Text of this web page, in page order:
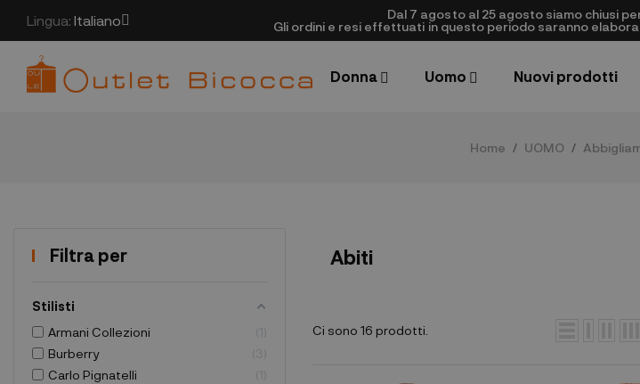
Lingua: Italiano
Dal 7 agosto al 25 agosto siamo chiusi
Gli ordini e resi effettuati in questo periodo saranno
Donna Uomo Nuovi prodotti
Home UOMO
Filtra per
Stilisti
Armani Collezioni
1
Burberry
3
Carlo Pignatelli
1
Abiti
Ci sono 16 prodotti.